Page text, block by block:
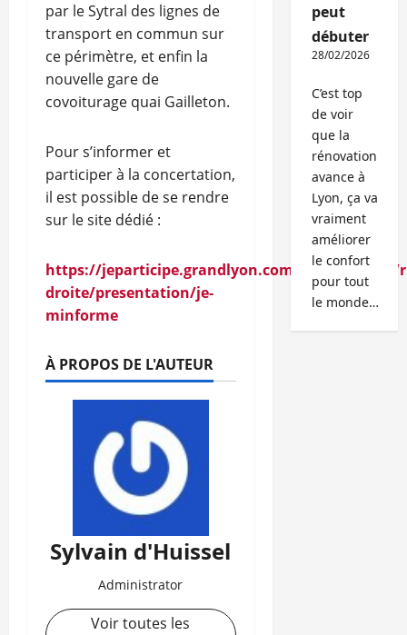
par le Sytral des lignes de
transport en commun sur
ce périmètre, et enfin la
nouvelle gare de
covoiturage quai Gailleton.
Pour s’informer et
participer à la concertation,
il est possible de se rendre
sur le site dédié :
https://jeparticipe.grandlyon.com/consultation/
droite/presentation/je-
minforme
À PROPOS DE L'AUTEUR
Sylvain d'Huissel
Administrator
Voir toutes les
peut
débuter
28/02/2026
C’est top
de voir
que la
rénovation
avance à
Lyon, ça va
vraiment
améliorer
le confort
pour tout
le monde…